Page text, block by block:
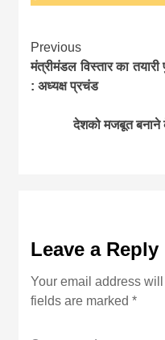
Continue
Reading
Previous
मंत्रीमंडल विस्तार का
: अध्यक्ष प्रचंड
देशको मजबूत बनाने
Leave a Reply
Your email address
fields are marked*